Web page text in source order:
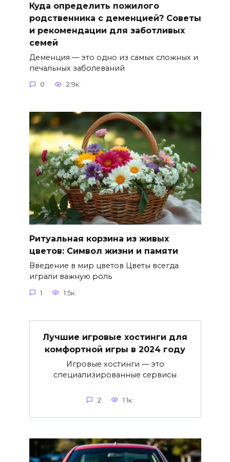
Куда определить пожилого
родственника с деменцией? Советы
и рекомендации для заботливых
семей
Деменция — это одно из самых сложных и
печальных заболеваний
0 2.9к.
Ритуальная корзина из живых
цветов: Символ жизни и памяти
Введение в мир цветов Цветы всегда
играли важную роль
1 1.5к.
Лучшие игровые хостинги для
комфортной игры в 2024 году
Игровые хостинги — это
специализированные сервисы
2 1.1к.